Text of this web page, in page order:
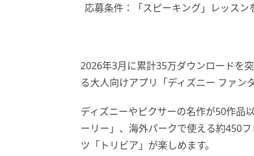
応募条件：「スピーキング」レッスン
2026年3月に累計35万ダウンロードを
る大人向けアプリ「ディズニー ファン
ディズニーやピクサーの名作が50作品
ーリー」、海外パークで使える約450
ツ「トリビア」が楽しめます。